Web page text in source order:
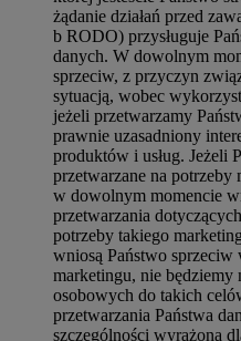
żądanie działań przed
b RODO) przysługuje
danych. W dowolnym
sprzeciw, z przyczyn
sytuacją, wobec
jeżeli przetwarzamy
prawnie uzasadniony
produktów i usług. Jeżeli
przetwarzane na potrzeby
w dowolnym momencie
przetwarzania
potrzeby takiego
wniosą Państwo
marketingu, nie będziemy
osobowych do takich
przetwarzania Państwa
szczególności wyrażona